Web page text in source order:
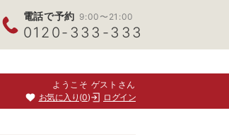
電話で予約 9:00〜21:00
0120-333-333
ようこそ ゲストさん
お気に入り 0 ログイン